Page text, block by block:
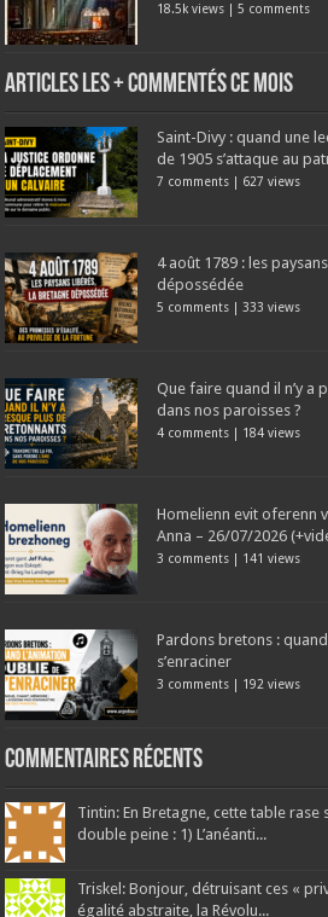
18.5k views |5 comments
Articles les + commentés ce mois
Saint-Divy : quand une
de 1905 s’attaque au
7 comments | 627 views
4 août 1789 : les
dépossédée
5 comments | 333 views
Que faire quand il n’y a
dans nos paroisses ?
4 comments | 184 views
Homelienn evit oferenn
Anna – 26/07/2026
3 comments | 141 views
Pardons bretons :
s’enraciner
3 comments | 192 views
Commentaires récents
Tintin: En Bretagne, cette table rase
double peine : 1) L’anéanti...
Triskel: Bonjour, détruisant ces «
égalité abstraite, la Révolu...